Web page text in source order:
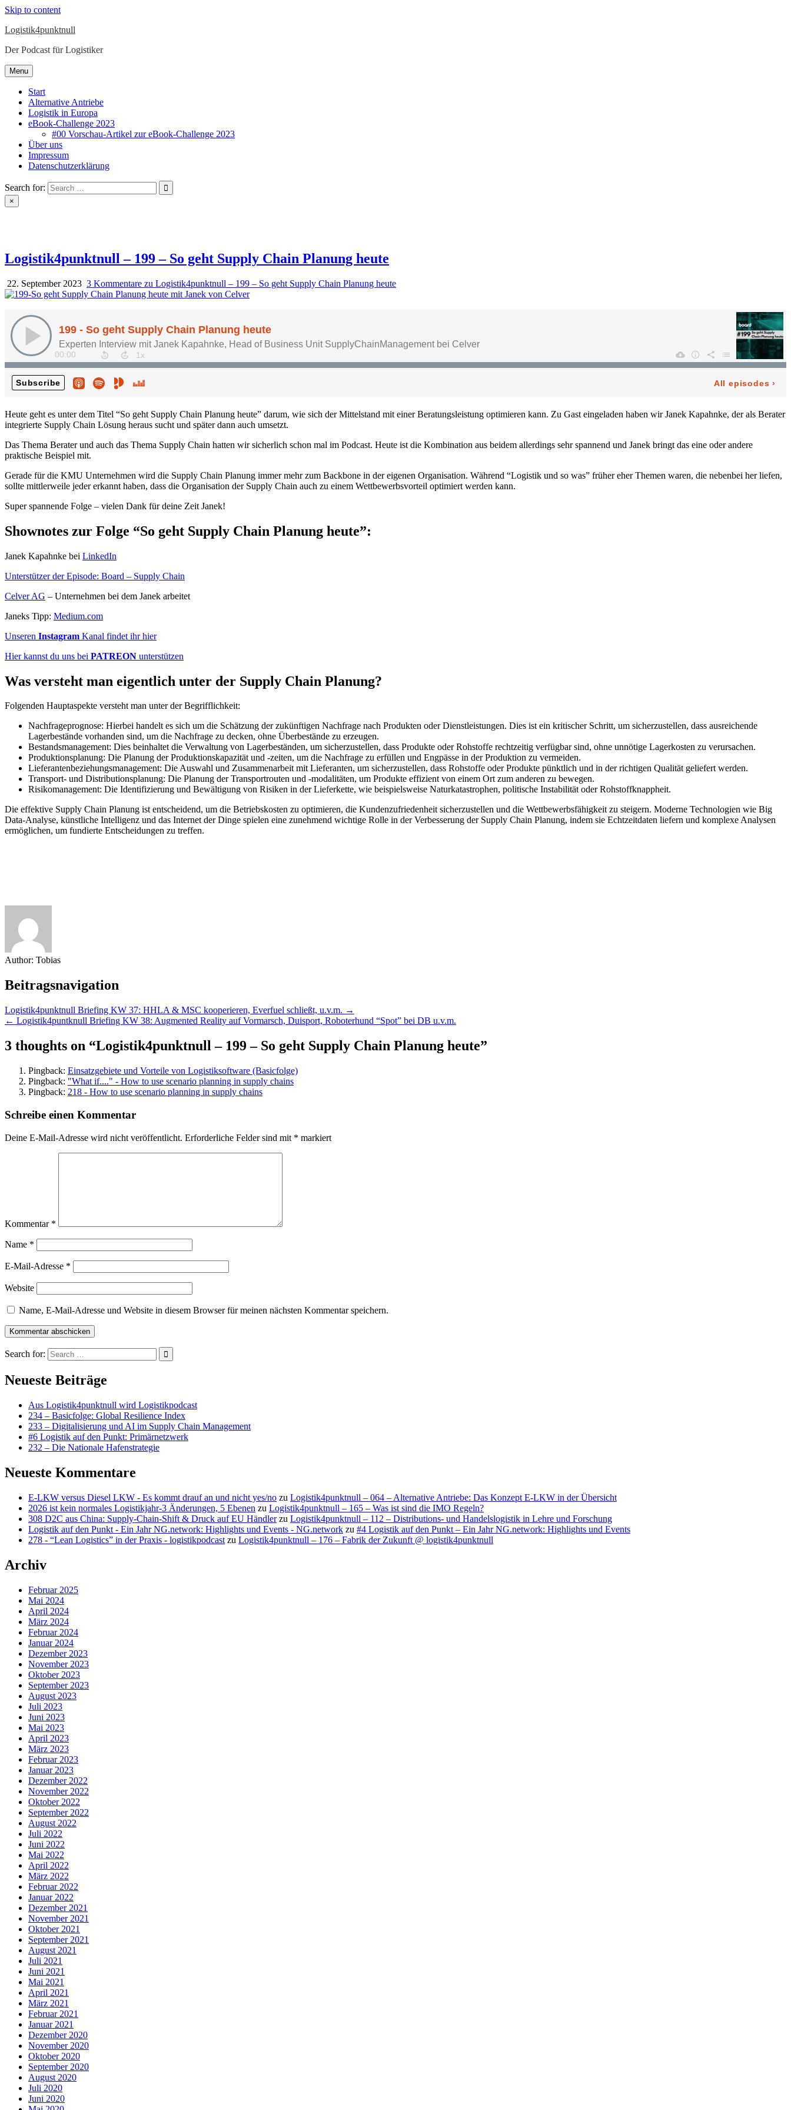
Skip to content
Logistik4punktnull
Der Podcast für Logistiker
Menu
Start
Alternative Antriebe
Logistik in Europa
eBook-Challenge 2023
#00 Vorschau-Artikel zur eBook-Challenge 2023
Über uns
Impressum
Datenschutzerklärung
Search for:
×
Logistik4punktnull – 199 – So geht Supply Chain Planung heute
22. September 2023 3 Kommentare zu Logistik4punktnull – 199 – So geht Supply Chain Planung heute
Heute geht es unter dem Titel “So geht Supply Chain Planung heute” darum, wie sich der Mittelstand mit einer Beratungsleistung optimieren kann. Zu Gast eingeladen haben wir Janek Kapahnke, der als Berater
integrierte Supply Chain Lösung heraus sucht und später dann auch umsetzt.
Das Thema Berater und auch das Thema Supply Chain hatten wir sicherlich schon mal im Podcast. Heute ist die Kombination aus beidem allerdings sehr spannend und Janek bringt das eine oder andere
praktische Beispiel mit.
Gerade für die KMU Unternehmen wird die Supply Chain Planung immer mehr zum Backbone in der eigenen Organisation. Während “Logistik und so was” früher eher Themen waren, die nebenbei her liefen,
sollte mittlerweile jeder erkannt haben, dass die Organisation der Supply Chain auch zu einem Wettbewerbsvorteil optimiert werden kann.
Super spannende Folge – vielen Dank für deine Zeit Janek!
Shownotes zur Folge “So geht Supply Chain Planung heute”:
Janek Kapahnke bei LinkedIn
Unterstützer der Episode: Board – Supply Chain
Celver AG – Unternehmen bei dem Janek arbeitet
Janeks Tipp: Medium.com
Unseren Instagram Kanal findet ihr hier
Hier kannst du uns bei PATREON unterstützen
Was versteht man eigentlich unter der Supply Chain Planung?
Folgenden Hauptaspekte versteht man unter der Begrifflichkeit:
Nachfrageprognose: Hierbei handelt es sich um die Schätzung der zukünftigen Nachfrage nach Produkten oder Dienstleistungen. Dies ist ein kritischer Schritt, um sicherzustellen, dass ausreichende
Lagerbestände vorhanden sind, um die Nachfrage zu decken, ohne Überbestände zu erzeugen.
Bestandsmanagement: Dies beinhaltet die Verwaltung von Lagerbeständen, um sicherzustellen, dass Produkte oder Rohstoffe rechtzeitig verfügbar sind, ohne unnötige Lagerkosten zu verursachen.
Produktionsplanung: Die Planung der Produktionskapazität und -zeiten, um die Nachfrage zu erfüllen und Engpässe in der Produktion zu vermeiden.
Lieferantenbeziehungsmanagement: Die Auswahl und Zusammenarbeit mit Lieferanten, um sicherzustellen, dass Rohstoffe oder Produkte pünktlich und in der richtigen Qualität geliefert werden.
Transport- und Distributionsplanung: Die Planung der Transportrouten und -modalitäten, um Produkte effizient von einem Ort zum anderen zu bewegen.
Risikomanagement: Die Identifizierung und Bewältigung von Risiken in der Lieferkette, wie beispielsweise Naturkatastrophen, politische Instabilität oder Rohstoffknappheit.
Die effektive Supply Chain Planung ist entscheidend, um die Betriebskosten zu optimieren, die Kundenzufriedenheit sicherzustellen und die Wettbewerbsfähigkeit zu steigern. Moderne Technologien wie Big
Data-Analyse, künstliche Intelligenz und das Internet der Dinge spielen eine zunehmend wichtige Rolle in der Verbesserung der Supply Chain Planung, indem sie Echtzeitdaten liefern und komplexe Analysen
ermöglichen, um fundierte Entscheidungen zu treffen.
Author: Tobias
Beitragsnavigation
Logistik4punktnull Briefing KW 37: HHLA & MSC kooperieren, Everfuel schließt, u.v.m. →
← Logistik4puntknull Briefing KW 38: Augmented Reality auf Vormarsch, Duisport, Roboterhund “Spot” bei DB u.v.m.
3 thoughts on “Logistik4punktnull – 199 – So geht Supply Chain Planung heute”
Pingback: Einsatzgebiete und Vorteile von Logistiksoftware (Basicfolge)
Pingback: "What if...." - How to use scenario planning in supply chains
Pingback: 218 - How to use scenario planning in supply chains
Schreibe einen Kommentar
Deine E-Mail-Adresse wird nicht veröffentlicht. Erforderliche Felder sind mit * markiert
Kommentar *
Name *
E-Mail-Adresse *
Website
Name, E-Mail-Adresse und Website in diesem Browser für meinen nächsten Kommentar speichern.
Search for:
Neueste Beiträge
Aus Logistik4punktnull wird Logistikpodcast
234 – Basicfolge: Global Resilience Index
233 – Digitalisierung und AI im Supply Chain Management
#6 Logistik auf den Punkt: Primärnetzwerk
232 – Die Nationale Hafenstrategie
Neueste Kommentare
E-LKW versus Diesel LKW - Es kommt drauf an und nicht yes/no zu Logistik4punktnull – 064 – Alternative Antriebe: Das Konzept E-LKW in der Übersicht
2026 ist kein normales Logistikjahr-3 Änderungen, 5 Ebenen zu Logistik4punktnull – 165 – Was ist sind die IMO Regeln?
308 D2C aus China: Supply-Chain-Shift & Druck auf EU Händlerzu Logistik4punktnull – 112 – Distributions- und Handelslogistik in Lehre und Forschung
Logistik auf den Punkt - Ein Jahr NG.network: Highlights und Events - NG.network zu #4 Logistik auf den Punkt – Ein Jahr NG.network: Highlights und Events
278 - “Lean Logistics” in der Praxis - logistikpodcast zu Logistik4punktnull – 176 – Fabrik der Zukunft @ logistik4punktnull
Archiv
Februar 2025
Mai 2024
April 2024
März 2024
Februar 2024
Januar 2024
Dezember 2023
November 2023
Oktober 2023
September 2023
August 2023
Juli 2023
Juni 2023
Mai 2023
April 2023
März 2023
Februar 2023
Januar 2023
Dezember 2022
November 2022
Oktober 2022
September 2022
August 2022
Juli 2022
Juni 2022
Mai 2022
April 2022
März 2022
Februar 2022
Januar 2022
Dezember 2021
November 2021
Oktober 2021
September 2021
August 2021
Juli 2021
Juni 2021
Mai 2021
April 2021
März 2021
Februar 2021
Januar 2021
Dezember 2020
November 2020
Oktober 2020
September 2020
August 2020
Juli 2020
Juni 2020